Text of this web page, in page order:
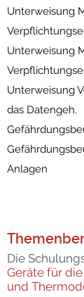
Unterweisung
Unterweisung
Unterweisung
das Datengeh.
Anlagen
Die
Geräte für
und